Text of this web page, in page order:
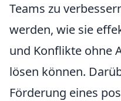
Teams zu
werden, wie sie
und Konflikte ohne
lösen können.
Förderung eines